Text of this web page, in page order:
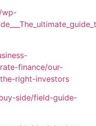
wp-
finance/our-
right-investors
side/field-guide-